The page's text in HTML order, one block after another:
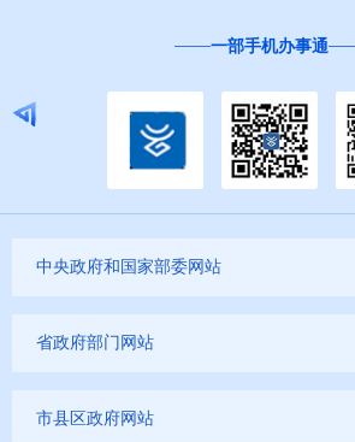
一部手机办事通
中央政府和国家部委网站
省政府部门网站
市县区政府网站